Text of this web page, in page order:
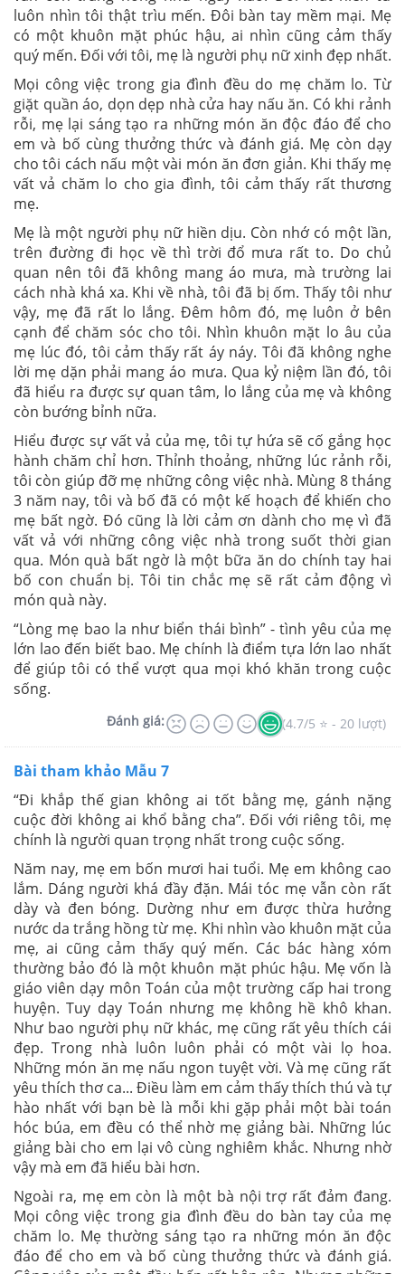
luôn nhìn tôi thật trìu mến. Đôi bàn tay mềm mại. Mẹ
có một khuôn mặt phúc hậu, ai nhìn cũng cảm thấy
quý mến. Đối với tôi, mẹ là người phụ nữ xinh đẹp nhất.
Mọi công việc trong gia đình đều do mẹ chăm lo. Từ
giặt quần áo, dọn dẹp nhà cửa hay nấu ăn. Có khi rảnh
rỗi, mẹ lại sáng tạo ra những món ăn độc đáo để cho
em và bố cùng thưởng thức và đánh giá. Mẹ còn dạy
cho tôi cách nấu một vài món ăn đơn giản. Khi thấy mẹ
vất vả chăm lo cho gia đình, tôi cảm thấy rất thương
mẹ.
Mẹ là một người phụ nữ hiền dịu. Còn nhớ có một lần,
trên đường đi học về thì trời đổ mưa rất to. Do chủ
quan nên tôi đã không mang áo mưa, mà trường lai
cách nhà khá xa. Khi về nhà, tôi đã bị ốm. Thấy tôi như
vậy, mẹ đã rất lo lắng. Đêm hôm đó, mẹ luôn ở bên
cạnh để chăm sóc cho tôi. Nhìn khuôn mặt lo âu của
mẹ lúc đó, tôi cảm thấy rất áy náy. Tôi đã không nghe
lời mẹ dặn phải mang áo mưa. Qua kỷ niệm lần đó, tôi
đã hiểu ra được sự quan tâm, lo lắng của mẹ và không
còn bướng bỉnh nữa.
Hiểu được sự vất vả của mẹ, tôi tự hứa sẽ cố gắng học
hành chăm chỉ hơn. Thỉnh thoảng, những lúc rảnh rỗi,
tôi còn giúp đỡ mẹ những công việc nhà. Mùng 8 tháng
3 năm nay, tôi và bố đã có một kế hoạch để khiến cho
mẹ bất ngờ. Đó cũng là lời cảm ơn dành cho mẹ vì đã
vất vả với những công việc nhà trong suốt thời gian
qua. Món quà bất ngờ là một bữa ăn do chính tay hai
bố con chuẩn bị. Tôi tin chắc mẹ sẽ rất cảm động vì
món quà này.
“Lòng mẹ bao la như biển thái bình” - tình yêu của mẹ
lớn lao đến biết bao. Mẹ chính là điểm tựa lớn lao nhất
để giúp tôi có thể vượt qua mọi khó khăn trong cuộc
sống.
Đánh giá: (4.7/5 ⭐ - 20 lượt)
Bài tham khảo Mẫu 7
“Đi khắp thế gian không ai tốt bằng mẹ, gánh nặng
cuộc đời không ai khổ bằng cha”. Đối với riêng tôi, mẹ
chính là người quan trọng nhất trong cuộc sống.
Năm nay, mẹ em bốn mươi hai tuổi. Mẹ em không cao
lắm. Dáng người khá đầy đặn. Mái tóc mẹ vẫn còn rất
dày và đen bóng. Dường như em được thừa hưởng
nước da trắng hồng từ mẹ. Khi nhìn vào khuôn mặt của
mẹ, ai cũng cảm thấy quý mến. Các bác hàng xóm
thường bảo đó là một khuôn mặt phúc hậu. Mẹ vốn là
giáo viên dạy môn Toán của một trường cấp hai trong
huyện. Tuy dạy Toán nhưng mẹ không hề khô khan.
Như bao người phụ nữ khác, mẹ cũng rất yêu thích cái
đẹp. Trong nhà luôn luôn phải có một vài lọ hoa.
Những món ăn mẹ nấu ngon tuyệt vời. Và mẹ cũng rất
yêu thích thơ ca... Điều làm em cảm thấy thích thú và tự
hào nhất với bạn bè là mỗi khi gặp phải một bài toán
hóc búa, em đều có thể nhờ mẹ giảng bài. Những lúc
giảng bài cho em lại vô cùng nghiêm khắc. Nhưng nhờ
vậy mà em đã hiểu bài hơn.
Ngoài ra, mẹ em còn là một bà nội trợ rất đảm đang.
Mọi công việc trong gia đình đều do bàn tay của mẹ
chăm lo. Mẹ thường sáng tạo ra những món ăn độc
đáo để cho em và bố cùng thưởng thức và đánh giá.